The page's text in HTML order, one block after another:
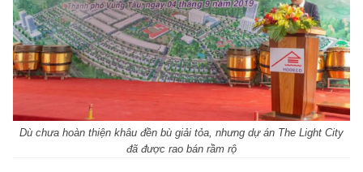
Dù chưa hoàn thiện khâu đền bù giải tỏa, nhưng dự án The Light City
đã được rao bán rầm rộ